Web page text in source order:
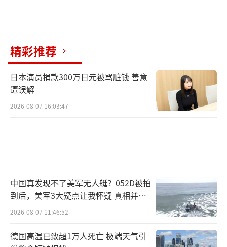
精彩推荐
日本演员捐款300万日元被骂脏钱 善意
遭误解
2026-08-07 16:03:47
中国真发现不了美军无人艇？052D被拍
到后，美军3大疑点让我怀疑 真相并非
如此
2026-08-07 11:46:52
德国高温已致超1万人死亡 极端天气引